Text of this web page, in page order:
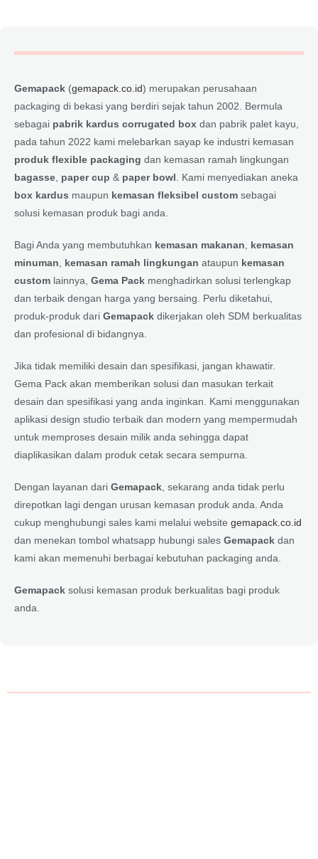
Gemapack (gemapack.co.id) merupakan perusahaan
packaging di bekasi yang berdiri sejak tahun 2002. Bermula
sebagai pabrik kardus corrugated box dan pabrik palet kayu,
pada tahun 2022 kami melebarkan sayap ke industri kemasan
produk flexible packaging dan kemasan ramah lingkungan
bagasse, paper cup & paper bowl. Kami menyediakan aneka
box kardus maupun kemasan fleksibel custom sebagai
solusi kemasan produk bagi anda.
Bagi Anda yang membutuhkan kemasan makanan, kemasan
minuman, kemasan ramah lingkungan ataupun kemasan
custom lainnya, Gema Pack menghadirkan solusi terlengkap
dan terbaik dengan harga yang bersaing. Perlu diketahui,
produk-produk dari Gemapack dikerjakan oleh SDM berkualitas
dan profesional di bidangnya.
Jika tidak memiliki desain dan spesifikasi, jangan khawatir.
Gema Pack akan memberikan solusi dan masukan terkait
desain dan spesifikasi yang anda inginkan. Kami menggunakan
aplikasi design studio terbaik dan modern yang mempermudah
untuk memproses desain milik anda sehingga dapat
diaplikasikan dalam produk cetak secara sempurna.
Dengan layanan dari Gemapack, sekarang anda tidak perlu
direpotkan lagi dengan urusan kemasan produk anda. Anda
cukup menghubungi sales kami melalui website gemapack.co.id
dan menekan tombol whatsapp hubungi sales Gemapack dan
kami akan memenuhi berbagai kebutuhan packaging anda.
Gemapack solusi kemasan produk berkualitas bagi produk
anda.